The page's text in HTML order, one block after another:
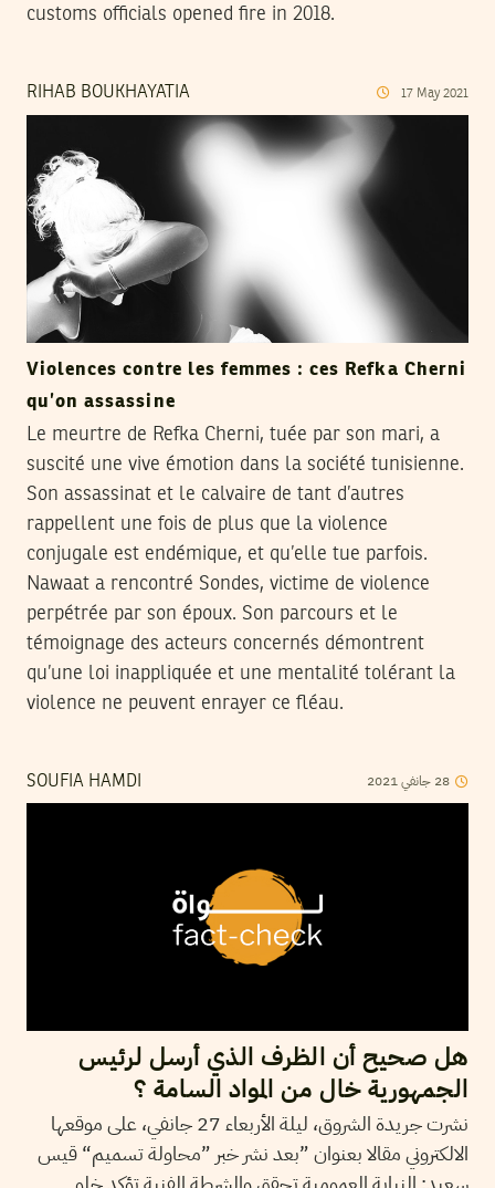
customs officials opened fire in 2018.
RIHAB BOUKHAYATIA 17 May 2021
Violences contre les femmes : ces Refka Cherni
qu’on assassine
Le meurtre de Refka Cherni, tuée par son mari, a
suscité une vive émotion dans la société tunisienne.
Son assassinat et le calvaire de tant d’autres
rappellent une fois de plus que la violence
conjugale est endémique, et qu’elle tue parfois.
Nawaat a rencontré Sondes, victime de violence
perpétrée par son époux. Son parcours et le
témoignage des acteurs concernés démontrent
qu’une loi inappliquée et une mentalité tolérant la
violence ne peuvent enrayer ce fléau.
SOUFIA HAMDI 28 جانفي2021
هل صحيح أن الظرف الذي أرسل لرئيس
الجمهورية خال من المواد السامة ؟
نشرت جريدة الشروق، ليلة الأربعاء 27 جانفي، على موقعها
الالكتروني مقالا بعنوان ”بعد نشر خبر ”محاولة تسميم“ قيس